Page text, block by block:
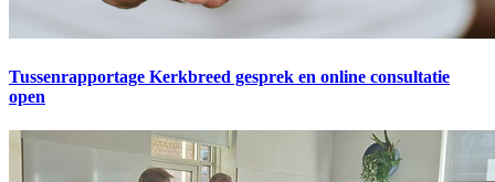
Tussenrapportage Kerkbreed gesprek en online consultatie
open